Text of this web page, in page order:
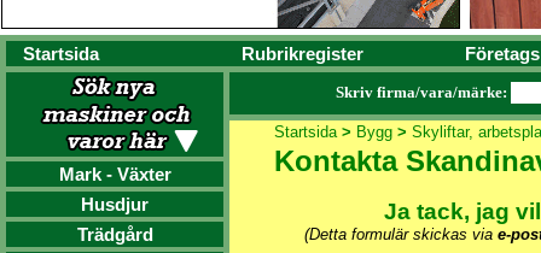
Startsida Rubrikregister
Mark - Växter
Husdjur
Trädgård
Skriv firma/vara/märke:
Startsida> Bygg> Skyliftar,
Kontakta
Ja tack, jag
(Detta formulär skickas via e-